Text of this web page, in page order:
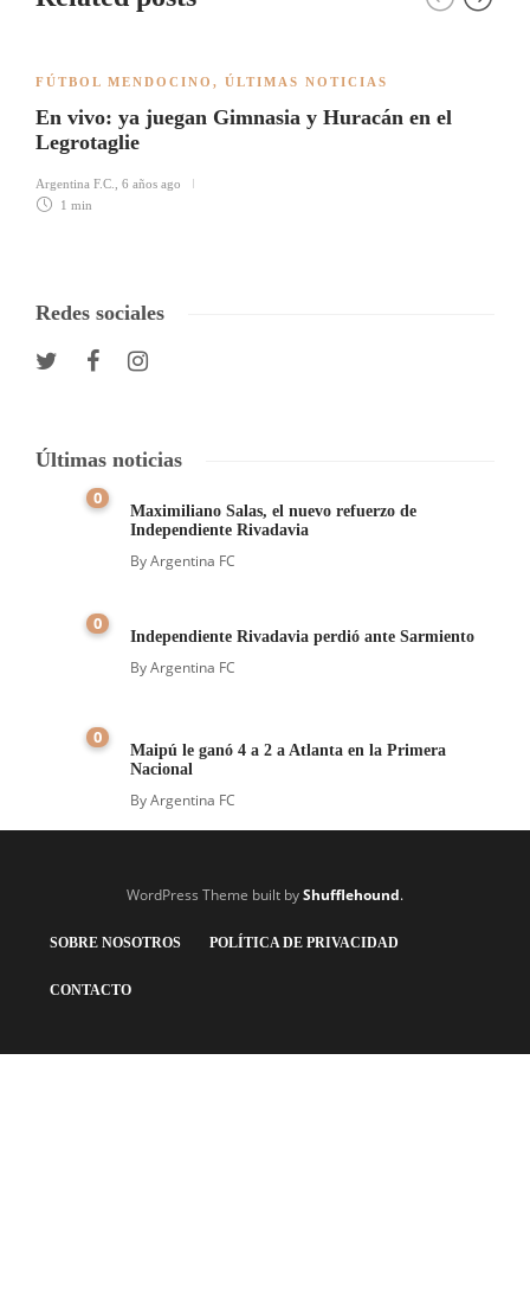
FÚTBOL MENDOCINO , ÚLTIMAS NOTICIAS
En vivo: ya juegan Gimnasia y Huracán en el
Legrotaglie
Argentina F.C.
6 años ago
1 min
Redes sociales
Últimas noticias
0
Maximiliano Salas, el nuevo refuerzo de
Independiente Rivadavia
ByArgentina FC
0
Independiente Rivadavia perdió ante Sarmiento
ByArgentina FC
0
Maipú le ganó 4 a 2 a Atlanta en la Primera
Nacional
ByArgentina FC
WordPress Theme built byShufflehound.
SOBRE NOSOTROS POLÍTICA DE PRIVACIDAD
CONTACTO